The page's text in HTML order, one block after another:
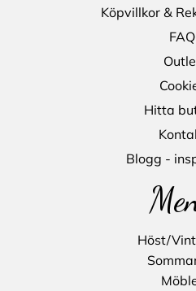
Köpvillkor &
FAQ
Hitta
Blogg -
Höst/